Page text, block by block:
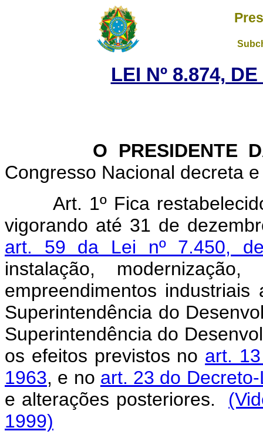
LEI Nº 8.874,
O PRESIDENTE DA
Congresso Nacional decreta
Art. 1º Fica
vigorando até 31 de
art. 59 da Lei nº 7.450,
instalação,
empreendimentos
Superintendência do
Superintendência do
os efeitos previstos no art.
1963, e no art. 23 do
e alterações posteriores.
1999)